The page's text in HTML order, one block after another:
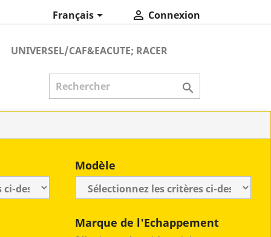
Français  Connexion
UNIVERSEL/CAF&EACUTE; RACER

Modèle
Marque de l'Echappement